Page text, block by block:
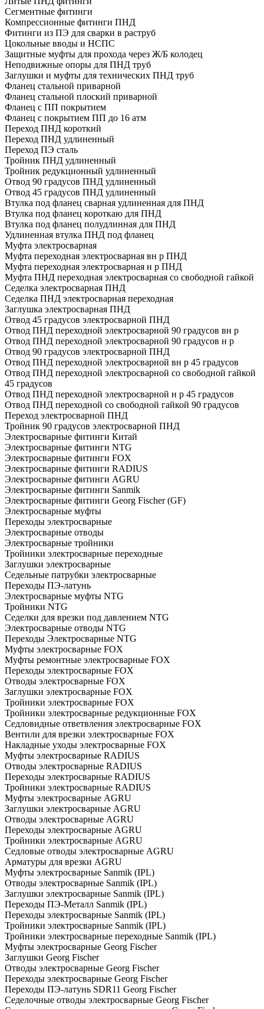
Сегментные фитинги
Компрессионные фитинги ПНД
Фитинги из ПЭ для сварки в раструб
Цокольные вводы и НСПС
Защитные муфты для прохода через Ж/Б колодец
Неподвижные опоры для ПНД труб
Заглушки и муфты для технических ПНД труб
Фланец стальной приварной
Фланец стальной плоский приварной
Фланец с ПП покрытием
Фланец с покрытием ПП до 16 атм
Переход ПНД короткий
Переход ПНД удлиненный
Переход ПЭ сталь
Тройник ПНД удлиненный
Тройник редукционный удлиненный
Отвод 90 градусов ПНД удлиненный
Отвод 45 градусов ПНД удлиненный
Втулка под фланец сварная удлиненная для ПНД
Втулка под фланец короткаю для ПНД
Втулка под фланец полудлинная для ПНД
Удлиненная втулка ПНД под фланец
Муфта электросварная
Муфта переходная электросварная вн р ПНД
Муфта переходная электросварная н р ПНД
Муфта ПНД переходная электросварная со свободной гайкой
Седелка электросварная ПНД
Седелка ПНД электросварная переходная
Заглушка электросварная ПНД
Отвод 45 градусов электросварной ПНД
Отвод ПНД переходной электросварной 90 градусов вн р
Отвод ПНД переходной электросварной 90 градусов н р
Отвод 90 градусов электросварной ПНД
Отвод ПНД переходной электросварной вн р 45 градусов
Отвод ПНД переходной электросварной со свободной гайкой
45 градусов
Отвод ПНД переходной электросварной н р 45 градусов
Отвод ПНД переходной со свободной гайкой 90 градусов
Переход электросварной ПНД
Тройник 90 градусов электросварной ПНД
Электросварные фитинги Китай
Электросварные фитинги NTG
Электросварные фитинги FOX
Электросварные фитинги RADIUS
Электросварные фитинги AGRU
Электросварные фитинги Sanmik
Электросварные фитинги Georg Fischer (GF)
Электросварные муфты
Переходы электросварные
Электросварные отводы
Электросварные тройники
Тройники электросварные переходные
Заглушки электросварные
Седельные патрубки электросварные
Переходы ПЭ-латунь
Электросварные муфты NTG
Тройники NTG
Седелки для врезки под давлением NTG
Электросварные отводы NTG
Переходы Электросварные NTG
Муфты электросварные FOX
Муфты ремонтные электросварные FOX
Переходы электросварные FOX
Отводы электросварные FOX
Заглушки электросварные FOX
Тройники электросварные FOX
Тройники электросварные редукционные FOX
Седловидные ответвления электросварные FOX
Вентили для врезки электросварные FOX
Накладные уходы электросварные FOX
Муфты электросварные RADIUS
Отводы электросварные RADIUS
Переходы электросварные RADIUS
Тройники электросварные RADIUS
Муфты электросварные AGRU
Заглушки электросварные AGRU
Отводы электросварные AGRU
Переходы электросварные AGRU
Тройники электросварные AGRU
Седловые отводы электросварные AGRU
Арматуры для врезки AGRU
Муфты электросварные Sanmik (IPL)
Отводы электросварные Sanmik (IPL)
Заглушки электросварные Sanmik (IPL)
Переходы ПЭ-Металл Sanmik (IPL)
Переходы электросварные Sanmik (IPL)
Тройники электросварные Sanmik (IPL)
Тройники электросварные переходные Sanmik (IPL)
Муфты электросварные Georg Fischer
Заглушки Georg Fischer
Отводы электросварные Georg Fischer
Переходы электросварные Georg Fischer
Переходы ПЭ-латунь SDR11 Georg Fischer
Седелочные отводы электросварные Georg Fischer